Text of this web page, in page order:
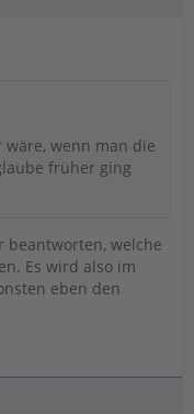
wenn man die
früher ging
beantworten, welche
Es wird also im
eben den